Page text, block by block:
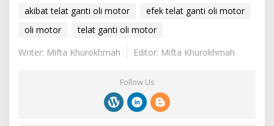
akibat telat ganti oli motor
efek telat ganti oli motor
oli motor
telat ganti oli motor
Writer: Mifta Khurokhmah
Editor: Mifta Khurokhmah
Follow Us